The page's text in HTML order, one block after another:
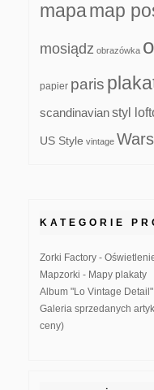
mapamap
mosiądz obrazówka
papier paris
scandinavianstyl
US Style vintage
KATEGORIE
Zorki Factory -
Mapzorki - Mapy plakaty
Album "Lo Vintage Detail"
Galeria sprzedanych
ceny)